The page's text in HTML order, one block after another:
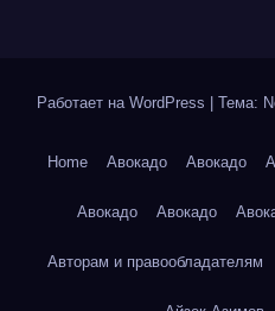
Работает на WordPress Тема:
Home Авокадо Авокадо
Авокадо Авокадо
Авторам и правообладателям